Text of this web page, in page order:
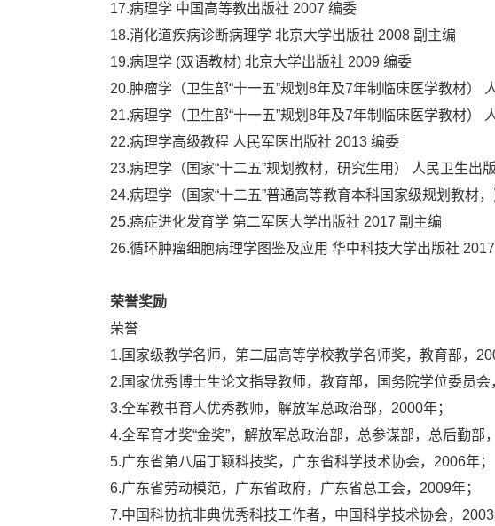
17.病理学 中国高等教出版社 2007 编委
18.消化道疾病诊断病理学 北京大学出版社 2008 副主编
19.病理学 (双语教材) 北京大学出版社 2009 编委
20.肿瘤学（卫生部“十一五”规划8年及7年制临床医学教材）
21.病理学（卫生部“十一五”规划8年及7年制临床医学教材）
22.病理学高级教程 人民军医出版社 2013 编委
23.病理学（国家“十二五”规划教材，研究生用） 人民卫生出
24.病理学（国家“十二五”普通高等教育本科国家级规划教材
25.癌症进化发育学 第二军医大学出版社 2017 副主编
26.循环肿瘤细胞病理学图鉴及应用 华中科技大学出版社
荣誉奖励
荣誉
1.国家级教学名师，第二届高等学校教学名师奖，教育部，
2.国家优秀博士生论文指导教师，教育部，国务院学位委员会
3.全军教书育人优秀教师，解放军总政治部，2000年；
4.全军育才奖“金奖”，解放军总政治部，总参谋部，总后勤部
5.广东省第八届丁颖科技奖，广东省科学技术协会，2006年；
6.广东省劳动模范，广东省政府，广东省总工会，2009年；
7.中国科协抗非典优秀科技工作者，中国科学技术协会，